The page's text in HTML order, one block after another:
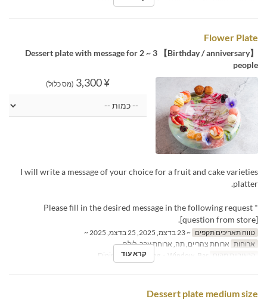
Flower Plate
【Birthday / anniversary】 Dessert plate with message for 2 ~ 3
people
¥ 3,300 (מס כלול)
I will write a message of your choice for a fruit and cake varieties
platter.
* Please fill in the desired message in the following request
[question from store].
טווח תאריכים תקפים ~ 23 בדצמ, 2025, 25 בדצמ, 2025 ~
ארוחות ארוחת צהריים, תה, ארוחת ערב, לילה
קטגוריית מקום
קרא עוד
Dessert plate medium size